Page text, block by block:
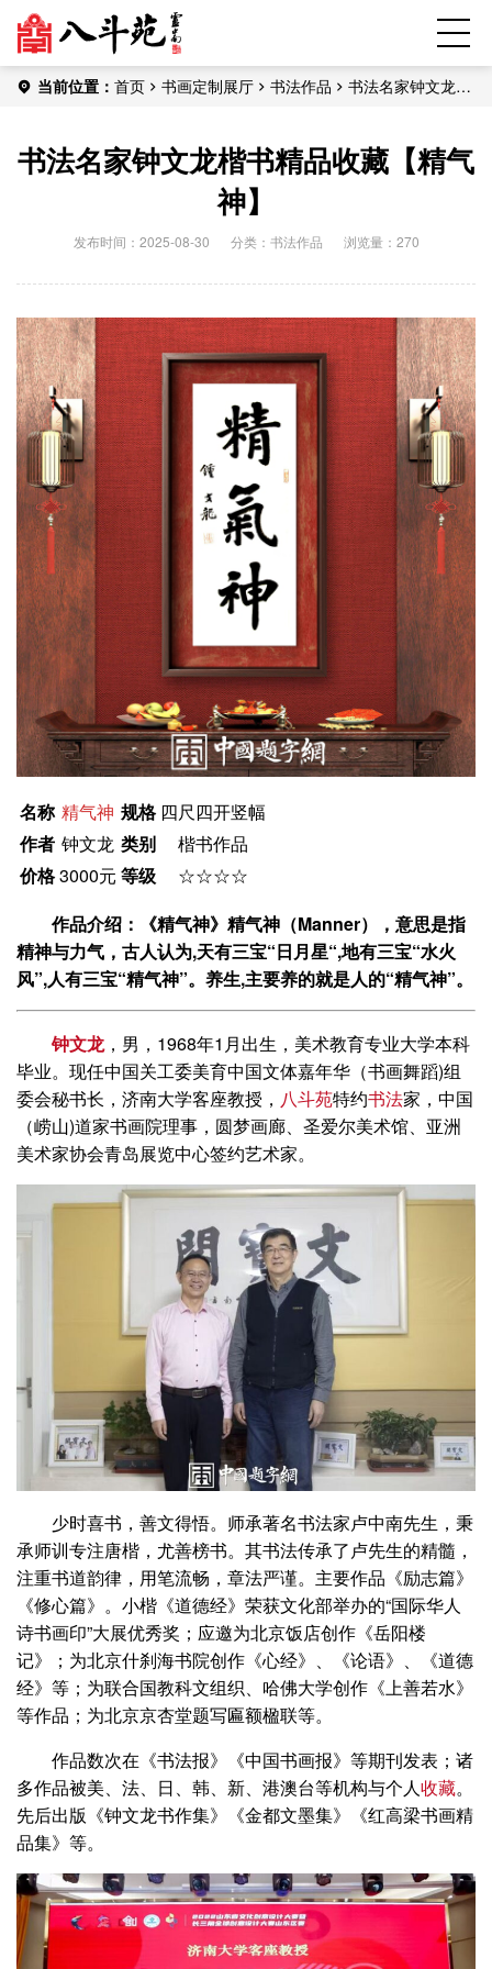
当前位置： 首页 书画定制展厅 书法作品
书法名家钟文龙楷
书法名家钟文龙楷书精品收藏【精气
神】
发布时间：2025-08-30 分类： 书法作品 浏览量：270
名称 精气神 规格 四尺四开竖幅
作者 钟文龙 类别
楷书作品
价格3000元 等级
☆☆☆☆
作品介绍：《精气神》精气神（Manner），意思是指
精神与力气，古人认为,天有三宝“日月星“,地有三宝“水火
风”,人有三宝“精气神”。养生,主要养的就是人的“精气神”。
钟文龙，男，1968年1月出生，美术教育专业大学本科
毕业。现任中国关工委美育中国文体嘉年华（书画舞蹈)组
委会秘书长，济南大学客座教授， 八斗苑特约书法家，中国
（崂山)道家书画院理事，圆梦画廊、圣爱尔美术馆、亚洲
美术家协会青岛展览中心签约艺术家。
少时喜书，善文得悟。师承著名书法家卢中南先生，秉
承师训专注唐楷，尤善榜书。其书法传承了卢先生的精髓，
注重书道韵律，用笔流畅，章法严谨。主要作品《励志篇》
《修心篇》。小楷《道德经》荣获文化部举办的“国际华人
诗书画印”大展优秀奖；应邀为北京饭店创作《岳阳楼
记》；为北京什刹海书院创作《心经》、《论语》、《道德
经》等；为联合国教科文组织、哈佛大学创作《上善若水》
等作品；为北京京杏堂题写匾额楹联等。
作品数次在《书法报》《中国书画报》等期刊发表；诸
多作品被美、法、日、韩、新、港澳台等机构与个人收藏。
先后出版《钟文龙书作集》《金都文墨集》《红高梁书画精
品集》等。